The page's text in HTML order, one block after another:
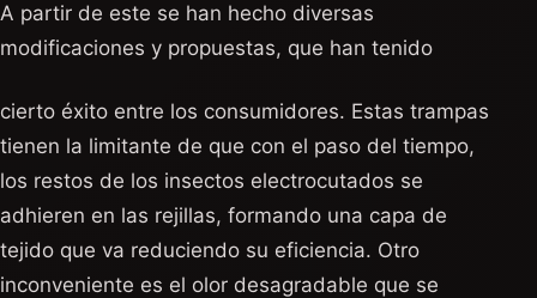
A partir de este se han hecho diversas
modificaciones y propuestas, que han tenido
cierto éxito entre los consumidores. Estas trampas
tienen la limitante de que con el paso del tiempo,
los restos de los insectos electrocutados se
adhieren en las rejillas, formando una capa de
tejido que va reduciendo su eficiencia. Otro
inconveniente es el olor desagradable que se